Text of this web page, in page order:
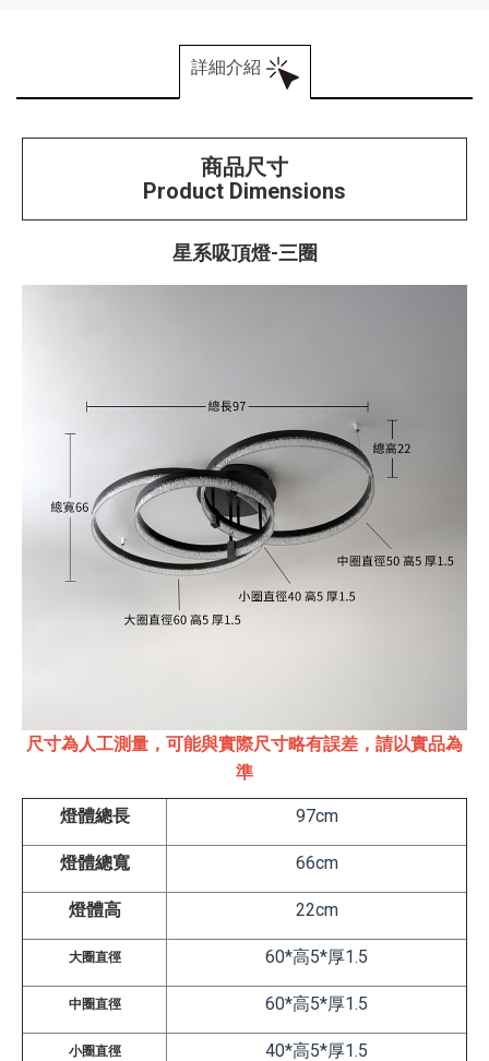
詳細介紹
商品尺寸
Product Dimensions
星系吸頂燈-三圈
尺寸為人工測量，可能與實際尺寸略有誤差，請以實品為
準
燈體總長 97cm
燈體總寬 66cm
燈體高 22cm
大圈直徑 60*高5*厚1.5
中圈直徑 60*高5*厚1.5
小圈直徑 40*高5*厚1.5